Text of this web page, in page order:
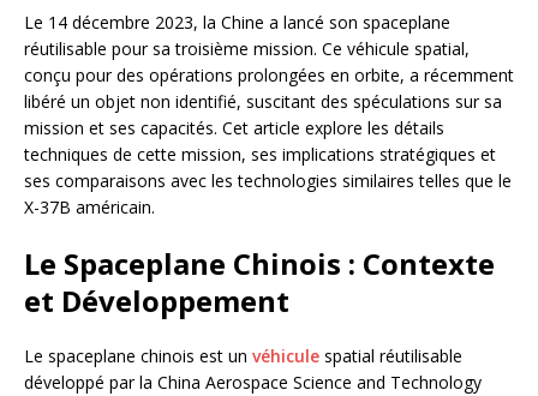
Le 14 décembre 2023, la Chine a lancé son spaceplane
réutilisable pour sa troisième mission. Ce véhicule spatial,
conçu pour des opérations prolongées en orbite, a récemment
libéré un objet non identifié, suscitant des spéculations sur sa
mission et ses capacités. Cet article explore les détails
techniques de cette mission, ses implications stratégiques et
ses comparaisons avec les technologies similaires telles que le
X-37B américain.
Le Spaceplane Chinois : Contexte
et Développement
Le spaceplane chinois est un véhicule spatial réutilisable
développé par la China Aerospace Science and Technology